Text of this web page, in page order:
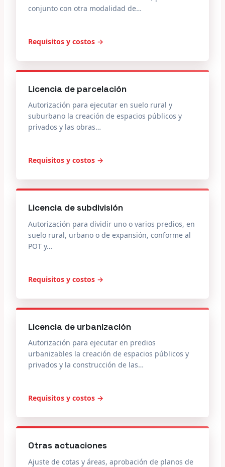
conjunto con otra modalidad de…
Requisitos y costos →
Licencia de parcelación
Autorización para ejecutar en suelo rural y
suburbano la creación de espacios públicos y
privados y las obras…
Requisitos y costos →
Licencia de subdivisión
Autorización para dividir uno o varios predios, en
suelo rural, urbano o de expansión, conforme al
POT y…
Requisitos y costos →
Licencia de urbanización
Autorización para ejecutar en predios
urbanizables la creación de espacios públicos y
privados y la construcción de las…
Requisitos y costos →
Otras actuaciones
Ajuste de cotas y áreas, aprobación de planos de